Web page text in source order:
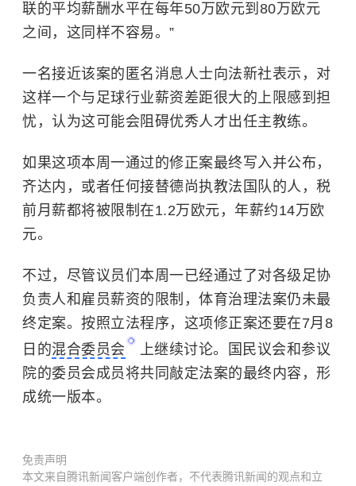
联的平均薪酬水平在每年50万欧元到80万欧元
之间，这同样不容易。”
一名接近该案的匿名消息人士向法新社表示，对
这样一个与足球行业薪资差距很大的上限感到担
忧，认为这可能会阻碍优秀人才出任主教练。
如果这项本周一通过的修正案最终写入并公布，
齐达内，或者任何接替德尚执教法国队的人，税
前月薪都将被限制在1.2万欧元，年薪约14万欧
元。
不过，尽管议员们本周一已经通过了对各级足协
负责人和雇员薪资的限制，体育治理法案仍未最
终定案。按照立法程序，这项修正案还要在7月8
日的混合委员会
上继续讨论。国民议会和参议
院的委员会成员将共同敲定法案的最终内容，形
成统一版本。
免责声明
本文来自腾讯新闻客户端创作者，不代表腾讯新闻的观点和立